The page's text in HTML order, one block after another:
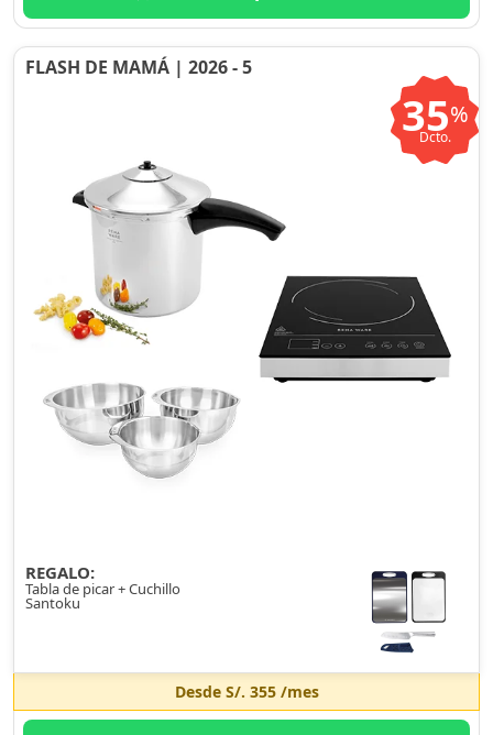
FLASH DE MAMÁ | 2026 - 5
35%
Dcto.
REGALO:
Tabla de picar + Cuchillo
Santoku
Desde S/. 355/mes